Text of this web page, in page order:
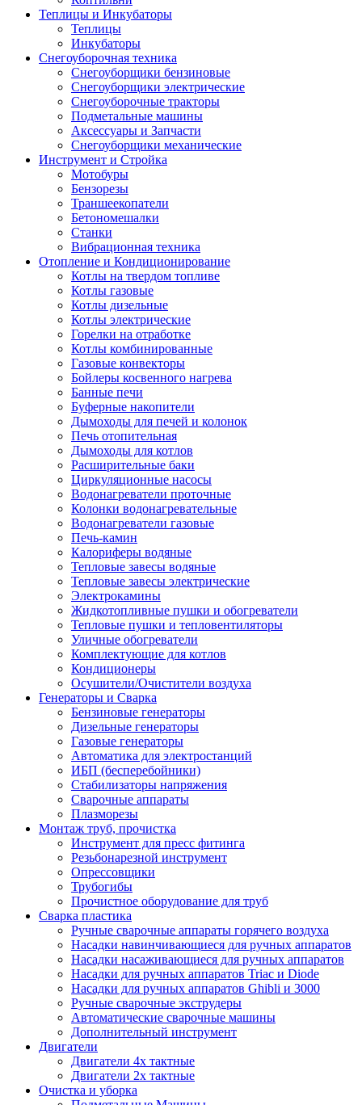
Теплицы и Инкубаторы
Теплицы
Инкубаторы
Снегоуборочная техника
Снегоуборщики бензиновые
Снегоуборщики электрические
Снегоуборочные тракторы
Подметальные машины
Аксессуары и Запчасти
Снегоуборщики механические
Инструмент и Стройка
Мотобуры
Бензорезы
Траншеекопатели
Бетономешалки
Станки
Вибрационная техника
Отопление и Кондиционирование
Котлы на твердом топливе
Котлы газовые
Котлы дизельные
Котлы электрические
Горелки на отработке
Котлы комбинированные
Газовые конвекторы
Бойлеры косвенного нагрева
Банные печи
Буферные накопители
Дымоходы для печей и колонок
Печь отопительная
Дымоходы для котлов
Расширительные баки
Циркуляционные насосы
Водонагреватели проточные
Колонки водонагревательные
Водонагреватели газовые
Печь-камин
Калориферы водяные
Тепловые завесы водяные
Тепловые завесы электрические
Электрокамины
Жидкотопливные пушки и обогреватели
Тепловые пушки и тепловентиляторы
Уличные обогреватели
Комплектующие для котлов
Кондиционеры
Осушители/Очистители воздуха
Генераторы и Сварка
Бензиновые генераторы
Дизельные генераторы
Газовые генераторы
Автоматика для электростанций
ИБП (бесперебойники)
Стабилизаторы напряжения
Сварочные аппараты
Плазморезы
Монтаж труб, прочистка
Инструмент для пресс фитинга
Резьбонарезной инструмент
Опрессовщики
Трубогибы
Прочистное оборудование для труб
Сварка пластика
Ручные сварочные аппараты горячего воздуха
Насадки навинчивающиеся для ручных аппаратов
Насадки насаживающиеся для ручных аппаратов
Насадки для ручных аппаратов Triac и Diode
Насадки для ручных аппаратов Ghibli и 3000
Ручные сварочные экструдеры
Автоматические сварочные машины
Дополнительный инструмент
Двигатели
Двигатели 4х тактные
Двигатели 2х тактные
Очистка и уборка